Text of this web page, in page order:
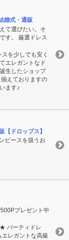
婚式・通販
て選びたい。そ
す。 厳選ドレス
を少しでも安く
エレガントなド
生したショップ
えておりますの
ます♪
【ドロップス】
ピースを扱うお
プレゼント中
パーティドレ
レガントな高級